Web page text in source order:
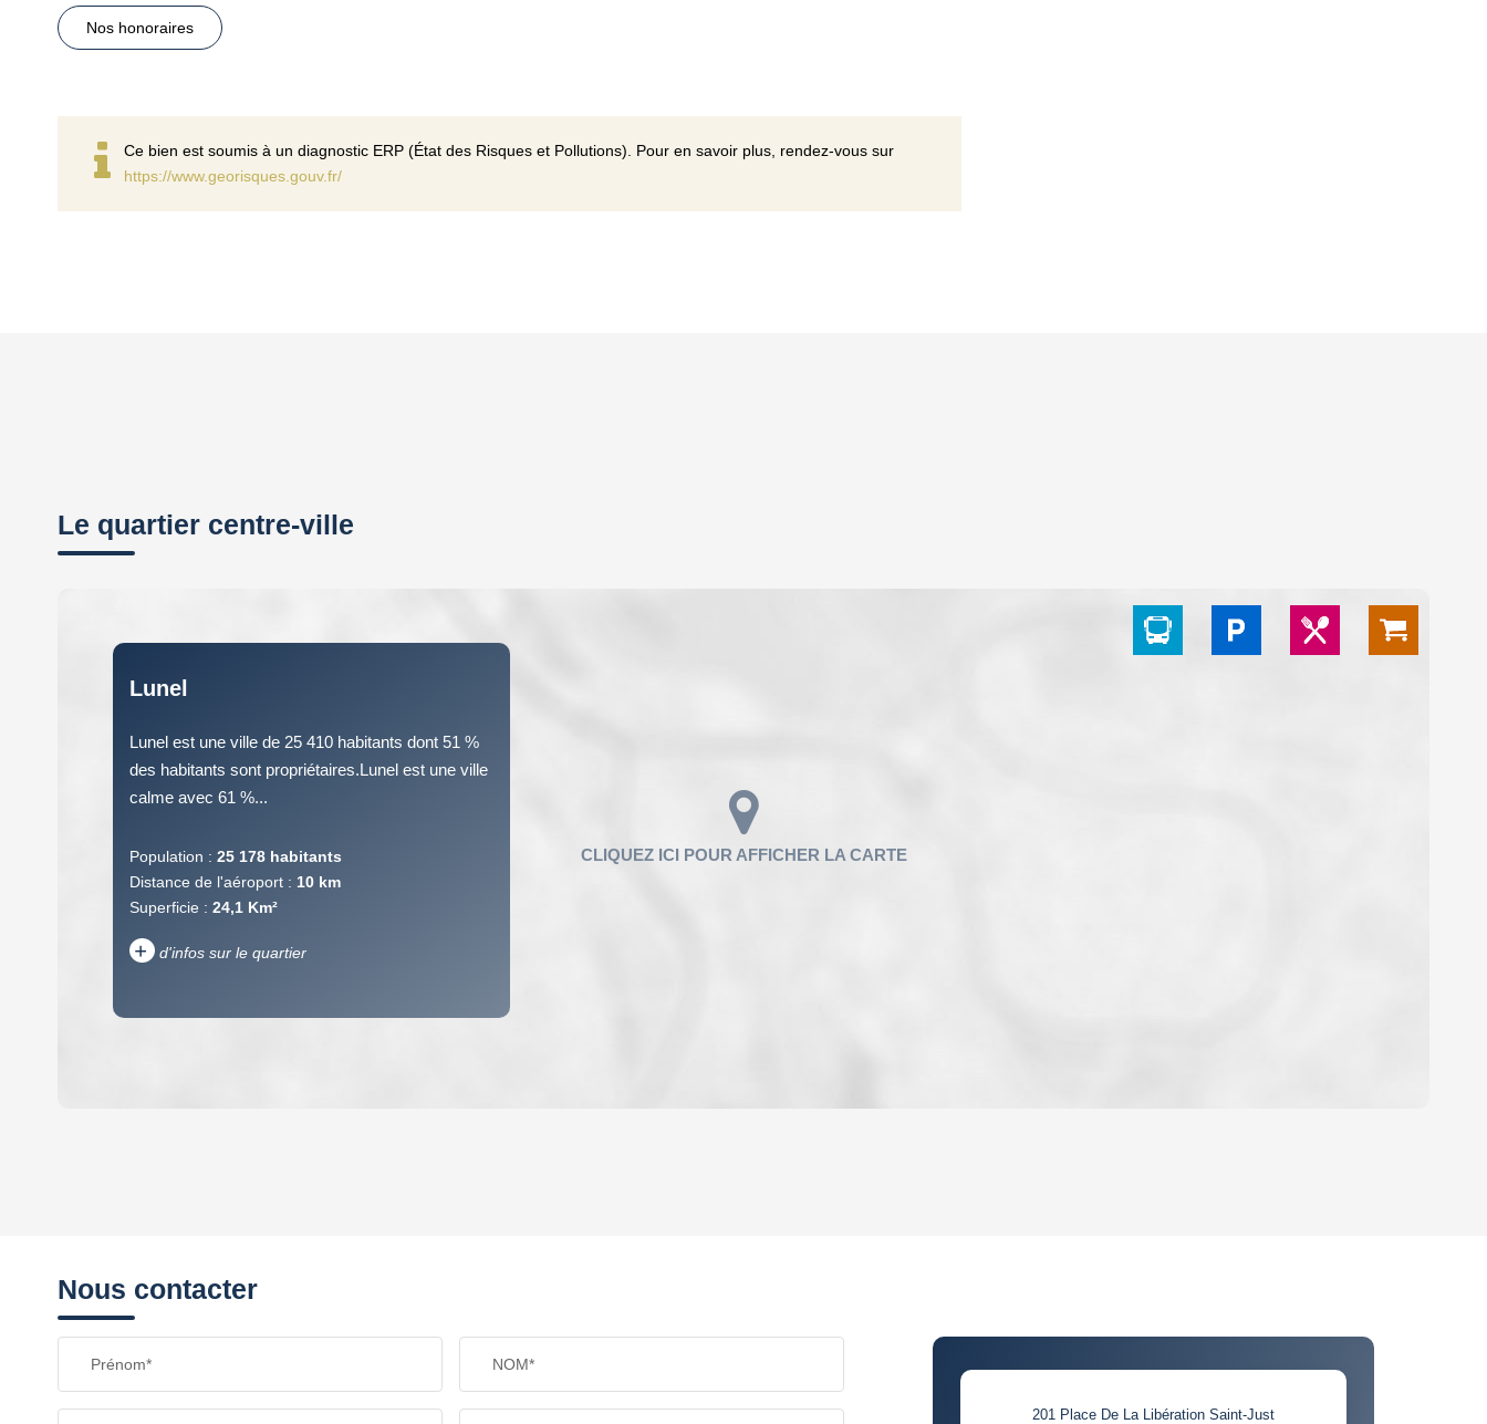
Nos honoraires
Ce bien est soumis à un diagnostic ERP (État des Risques et Pollutions). Pour en savoir plus, rendez-vous sur
https://www.georisques.gouv.fr/
Le quartier centre-ville
Lunel
Lunel est une ville de 25 410 habitants dont 51 %
des habitants sont propriétaires.Lunel est une ville
calme avec 61 %...
Population : 25 178 habitants
Distance de l'aéroport : 10 km
Superficie : 24,1 Km²
+ d'infos sur le quartier
TAXE FONCIÈRE
SUPERFICIE : ECOLES ET CRÈCHES
Nous contacter
Prénom* NOM*
201 Place De La Libération Saint-Just